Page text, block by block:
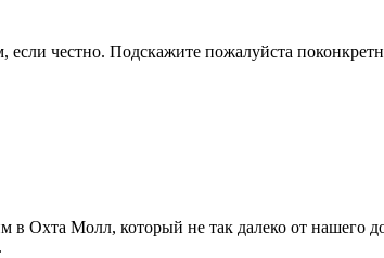
честно. Подскажите пожалуйста
в Охта Молл, который не так далеко от нашего